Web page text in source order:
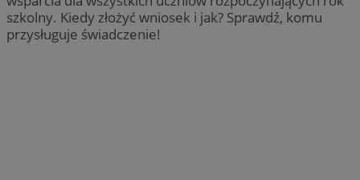
szkolny. Kiedy złożyć wniosek i jak? Sprawdź, komu
przysługuje świadczenie!